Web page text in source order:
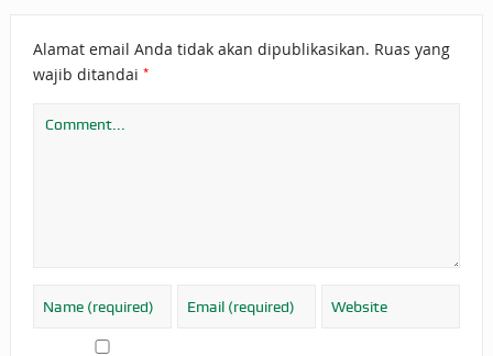
Alamat email Anda tidak akan dipublikasikan. Ruas yang
wajib ditandai *